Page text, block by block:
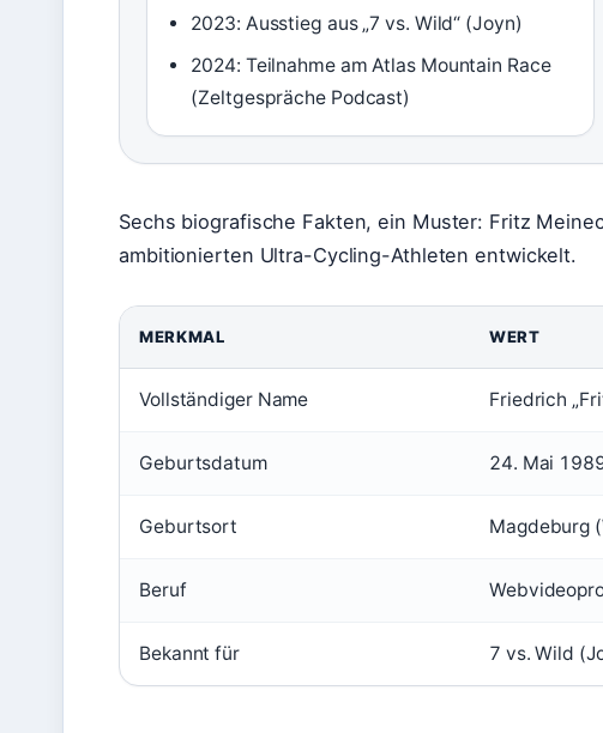
2023: Ausstieg aus „7 vs. Wild“ (Joyn)
2024: Teilnahme am Atlas Mountain Race
(Zeltgespräche Podcast)
Sechs biografische Fakten, ein Muster: Fritz
ambitionierten Ultra-Cycling-Athleten entwickelt.
MERKMAL WERT
Vollständiger Name Friedrich
Geburtsdatum 24. Mai
Geburtsort Magdeburg
Beruf
Bekannt für 7 vs. Wild